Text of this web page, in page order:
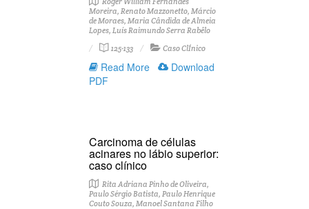
Moreira, Renato Mazzonetto, Márcio
de Moraes, Maria Cândida de Almeia
Lopes, Luís Raimundo Serra Rabêlo
125-133
Caso ClÍnico
Read More
Download
PDF
Carcinoma de células
acinares no lábio superior:
caso clínico
Rita Adriana Pinho de Oliveira,
Paulo Sérgio Batista, Paulo Henrique
Couto Souza, Manoel Santana Filho